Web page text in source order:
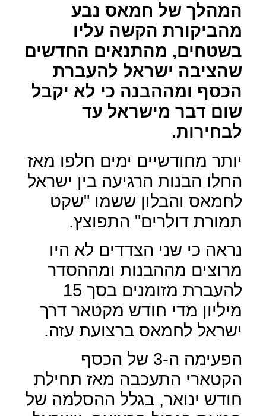
המהלך של חמאס נבע
מהביקורת הקשה עליו
בשטחים, מהתנאים החדשים
שהציבה ישראל להעברת
הכסף ומההבנה כי לא יקבל
שום דבר מישראל עד
לבחירות.
יותר מחודשיים ימים חלפו מאז
החלו הבנות הרגיעה בין ישראל
לחמאס והבלון ששמו "שקט
תמורת דולרים" התפוצץ.
נראה כי שני הצדדים לא היו
מרוצים מההבנות ומההסדר
להעברת מזומנים בסך 15
מיליון מדי חודש מקטאר דרך
ישראל לחמאס ברצועת עזה.
הפעימה ה-3 של הכסף
הקטארי התעכבה מאז תחילת
חודש ינואר, בגלל ההסלמה של